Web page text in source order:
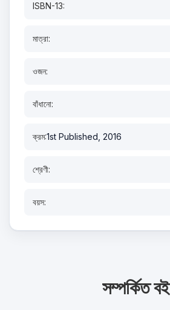
ISBN-13:
মাত্রা:
ওজন:
বাঁধানো:
ক্রম:1st Published, 2016
শ্রেণী:
বয়স:
সম্পর্কিত বই